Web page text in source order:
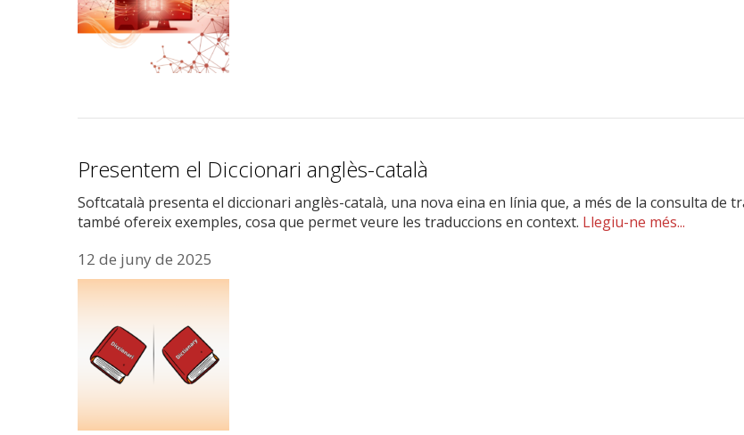
Presentem el Diccionari anglès-català
Softcatalà presenta el diccionari anglès-català, una nova eina en línia que, a més de la consulta de
també ofereix exemples, cosa que permet veure les traduccions en context. Llegiu-ne més...
12 de juny de 2025